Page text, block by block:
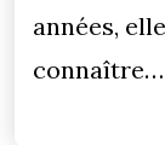
années,
connaître…